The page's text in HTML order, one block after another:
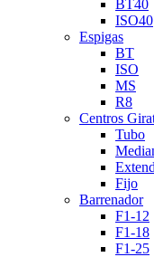
BT40
ISO40
Espigas
BT
ISO
MS
R8
Centros
Tubo
Fijo
Barrenador
F1-12
F1-18
F1-25